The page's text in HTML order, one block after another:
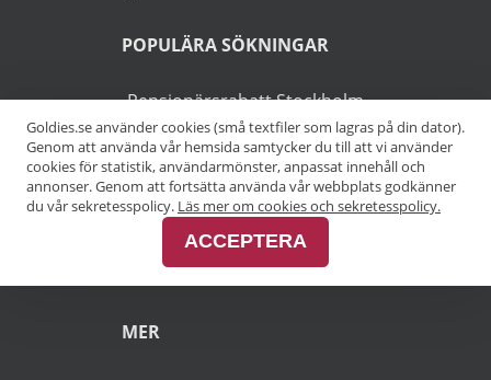
POPULÄRA SÖKNINGAR
Pensionärsrabatt Stockholm
Pensionärsrabatt Göteborg
Pensionärsrabatt Malmö
Pensionärsrabatt Skåne
MER
Goldies.se använder cookies (små textfiler som lagras på din dator).
Genom att använda vår hemsida samtycker du till att vi använder
cookies för statistik, användarmönster, anpassat innehåll och
annonser. Genom att fortsätta använda vår webbplats godkänner
du vår sekretesspolicy. Läs mer om cookies och sekretesspolicy.
ACCEPTERA